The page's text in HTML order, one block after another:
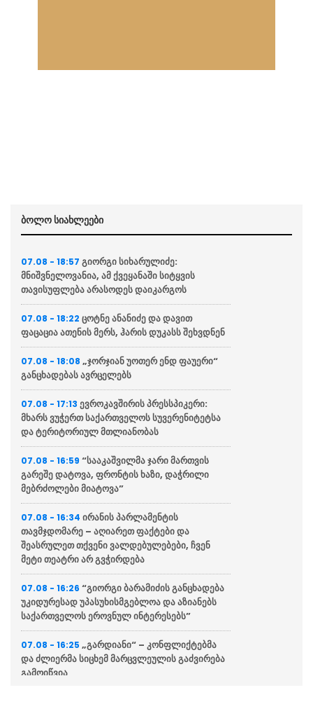
ბოლო სიახლეები
07.08 - 18:57 გიორგი სიხარულიძე:
მნიშვნელოვანია, ამ ქვეყანაში სიტყვის
თავისუფლება არასოდეს დაიკარგოს
07.08 - 18:22 ცოტნე ანანიძე და დავით
ფაცაცია ათენის მერს, ჰარის დუკასს შეხვდნენ
07.08 - 18:08 „ჯორჯიან უოთერ ენდ ფაუერი“
განცხადებას ავრცელებს
07.08 - 17:13 ევროკავშირის პრესსპიკერი:
მხარს ვუჭერთ საქართველოს სუვერენიტეტსა
და ტერიტორიულ მთლიანობას
07.08 - 16:59 “სააკაშვილმა ჯარი მართვის
გარეშე დატოვა, ფრონტის ხაზი, დაჭრილი
მებრძოლები მიატოვა”
07.08 - 16:34 ირანის პარლამენტის
თავმჯდომარე – აღიარეთ ფაქტები და
შეასრულეთ თქვენი ვალდებულებები, ჩვენ
მეტი თეატრი არ გვჭირდება
07.08 - 16:26 “გიორგი ბარამიძის განცხადება
უკიდურესად უპასუხისმგებლოა და აზიანებს
საქართველოს ეროვნულ ინტერესებს”
07.08 - 16:25 „გარდიანი“ – კონფლიქტებმა
და ძლიერმა სიცხემ მარცვლეულის გაძვირება
გამოიწვია